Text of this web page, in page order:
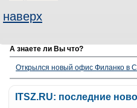
наверх
А знаете ли Вы что?
Открылся новый офис Филанко в
ITSZ.RU: последние